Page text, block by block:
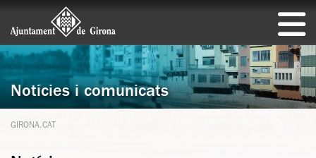
Notícies i comunicats
GIRONA.CAT